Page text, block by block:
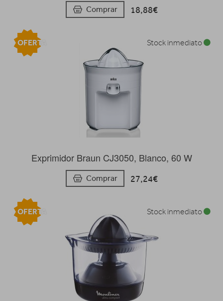
Comprar 18,88€
Exprimidor Braun CJ3050, Blanco, 60 W
Comprar 27,24€
Stock inmediato
OFERTA
Stock inmediato
OFERTA